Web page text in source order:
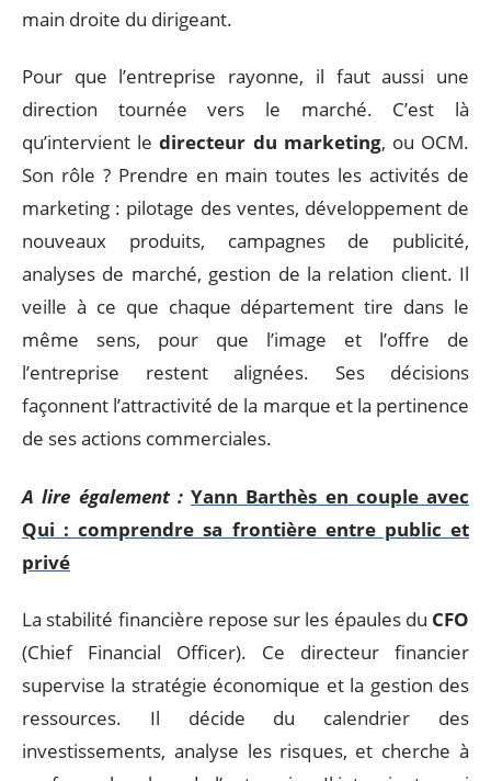
main droite du dirigeant.
Pour que l’entreprise rayonne, il faut aussi une
direction tournée vers le marché. C’est là
qu’intervient ledirecteur du marketing, ou OCM.
Son rôle ? Prendre en main toutes les activités de
marketing : pilotage des ventes, développement de
nouveaux produits, campagnes de publicité,
analyses de marché, gestion de la relation client. Il
veille à ce que chaque département tire dans le
même sens, pour que l’image et l’offre de
l’entreprise restent alignées. Ses décisions
façonnent l’attractivité de la marque et la pertinence
de ses actions commerciales.
A lire également : Yann Barthès en couple avec
Qui : comprendre sa frontière entre public et
privé
La stabilité financière repose sur les épaules du CFO
(Chief Financial Officer). Ce directeur financier
supervise la stratégie économique et la gestion des
ressources. Il décide du calendrier des
investissements, analyse les risques, et cherche à